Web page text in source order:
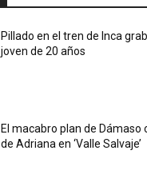
Pillado en el tren de Inca
joven de 20 años
El macabro plan de Dámaso
de Adriana en ‘Valle Salvaje’